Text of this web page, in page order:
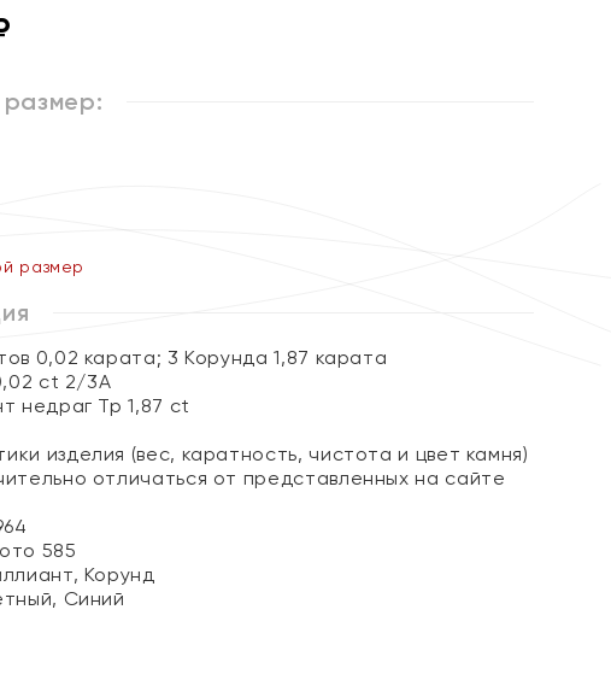
размер
0,02 карата; 3 Корунда 1,87 карата
ct 2/3А
недраг Тр 1,87 ct
изделия (вес, каратность, чистота и цвет камня)
отличаться от представленных на сайте
585
Корунд
Синий